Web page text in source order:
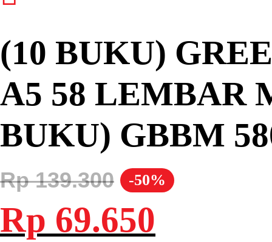
(10 BUKU)
A5 58 LEMBAR
BUKU) GBBM
-50%
Rp139.300
aslinya
adalah:
Rp 139.300.
Rp 69.650adalah: